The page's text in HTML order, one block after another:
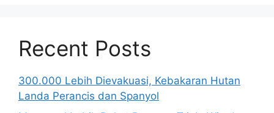
Recent Posts
300.000 Lebih Dievakuasi, Kebakaran Hutan
Landa Perancis dan Spanyol